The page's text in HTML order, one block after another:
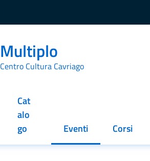
Multiplo
Centro Cultura Cavriago
Cat
alo
go
Eventi
Menu selezionato
Corsi